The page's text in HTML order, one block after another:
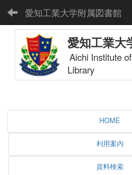
愛知工業大学附属図書館
愛知工業大
Aichi Institute
Library
HOME
利用案内
資料検索